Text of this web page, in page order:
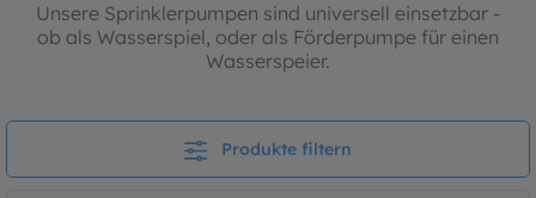
Unsere Sprinklerpumpen sind universell einsetzbar -
ob als Wasserspiel, oder als Förderpumpe für einen
Wasserspeier.
Produkte filtern